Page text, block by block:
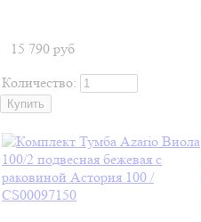
15 790 руб
Количество: